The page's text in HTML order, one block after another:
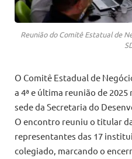
Reunião do Comitê Estatual de
O Comitê Estadual de
a 4ª e última reunião de
sede da Secretaria do
O encontro reuniu o titular
representantes das 17
colegiado, marcando o